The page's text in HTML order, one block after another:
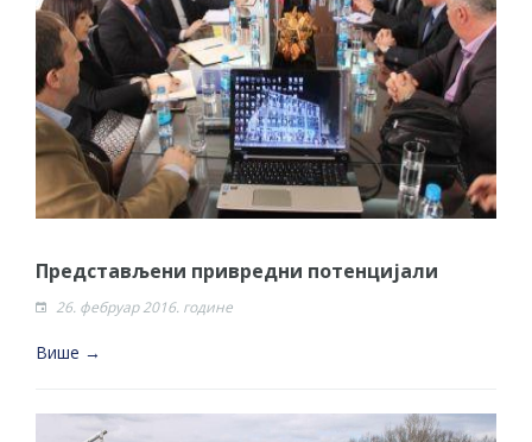
Представљени привредни потенцијали
26. фебруар 2016. године
Више →